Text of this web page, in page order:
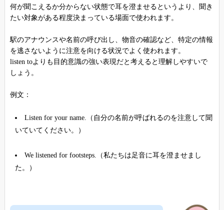
何が聞こえるか分からない状態で耳を澄ませるというより、聞き
たい対象がある程度決まっている場面で使われます。
駅のアナウンスや名前の呼び出し、物音の確認など、特定の情報
を逃さないように注意を向ける状況でよく使われます。
listen toよりも目的意識の強い表現だと考えると理解しやすいで
しょう。
例文：
Listen for your name.（自分の名前が呼ばれるのを注意して聞
いていてください。）
We listened for footsteps.（私たちは足音に耳を澄ませまし
た。）